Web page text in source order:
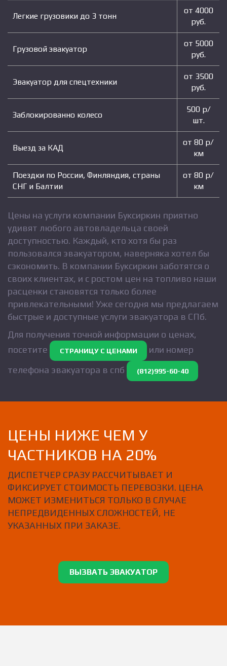
Легкие грузовики до 3 тонн
от 4000
руб.
Грузовой эвакуатор
от 5000
руб.
Эвакуатор для спецтехники
от 3500
руб.
Заблокированно колесо
500 р/
шт.
Выезд за КАД
от 80 р/
км
Поездки по России, Финляндия, страны
СНГ и Балтии
от 80 р/
км
Цены на услуги компании Буксиркин приятно
удивят любого автовладельца своей
доступностью. Каждый, кто хотя бы раз
пользовался эвакуатором, наверняка хотел бы
сэкономить. В компании Буксиркин заботятся о
своих клиентах, и с ростом цен на топливо наши
расценки становятся только более
привлекательными! Уже сегодня мы предлагаем
быстрые и доступные услуги эвакуатора в СПб.
Для получения точной информации о ценах,
посетите
СТРАНИЦУ С ЦЕНАМИ
или номер
телефона эвакуатора в спб
(812)995-60-40
ЦЕНЫ НИЖЕ ЧЕМ У
ЧАСТНИКОВ НА 20%
ДИСПЕТЧЕР СРАЗУ РАССЧИТЫВАЕТ И
ФИКСИРУЕТ СТОИМОСТЬ ПЕРЕВОЗКИ. ЦЕНА
МОЖЕТ ИЗМЕНИТЬСЯ ТОЛЬКО В СЛУЧАЕ
НЕПРЕДВИДЕННЫХ СЛОЖНОСТЕЙ, НЕ
УКАЗАННЫХ ПРИ ЗАКАЗЕ.
ВЫЗВАТЬ ЭВАКУАТОР